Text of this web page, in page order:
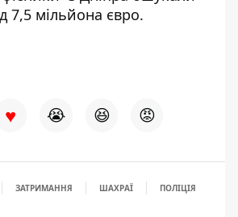
7,5 мільйона євро.
♥ 😭 😆 😡
ЗАТРИМАННЯ ШАХРАЇ ПОЛІЦІЯ